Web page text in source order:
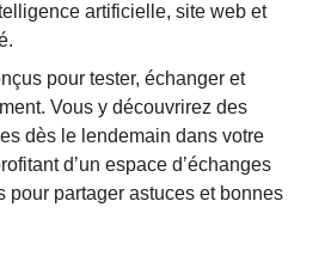
artificielle, site web et
pour tester, échanger et
Vous y découvrirez des
dès le lendemain dans votre
d’un espace d’échanges
pour partager astuces et bonnes